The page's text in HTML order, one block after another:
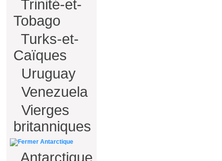
Trinité-et-
Tobago
Turks-et-
Caïques
Uruguay
Venezuela
Vierges
britanniques
Antarctique
Antarctique